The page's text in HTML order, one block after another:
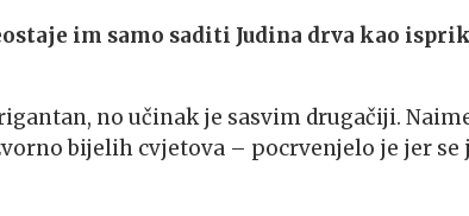
im samo saditi Judina drva kao
no učinak je sasvim drugačiji.
bijelih cvjetova – pocrvenjelo je jer se